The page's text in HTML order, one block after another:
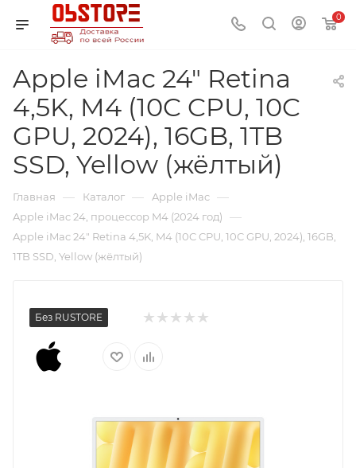
0
Apple iMac 24" Retina
4,5K, M4 (10C CPU, 10C
GPU, 2024), 16GB, 1TB
SSD, Yellow (жёлтый)
Главная — Каталог — Apple iMac —
Apple iMac 24, процессор M4 (2024 год) —
Apple iMac 24" Retina 4,5K, M4 (10C CPU, 10C GPU, 2024), 16GB,
1TB SSD, Yellow (жёлтый)
Без RUSTORE